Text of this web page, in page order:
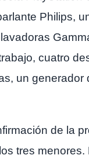
Philips,
cuatro
un
de la
tres